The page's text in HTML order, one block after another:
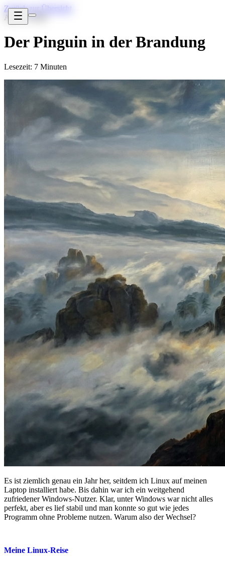
Zurück zur Übersicht
Apr 29, 2026
Der Pinguin in der Brandung
Lesezeit: 7 Minuten
Es ist ziemlich genau ein Jahr her, seitdem ich Linux auf meinen
Laptop installiert habe. Bis dahin war ich ein weitgehend
zufriedener Windows-Nutzer. Klar, unter Windows war nicht alles
perfekt, aber es lief stabil und man konnte so gut wie jedes
Programm ohne Probleme nutzen. Warum also der Wechsel?
Meine Linux-Reise